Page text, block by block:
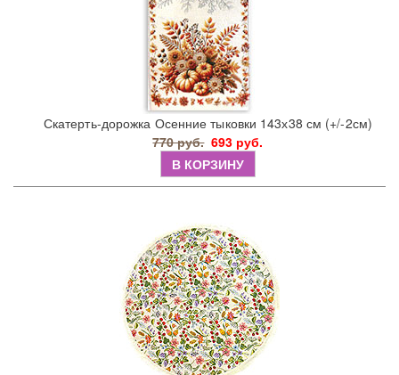
Скатерть-дорожка Осенние тыковки 143х38 см (+/-2см)
770 руб. 693 руб.
В КОРЗИНУ